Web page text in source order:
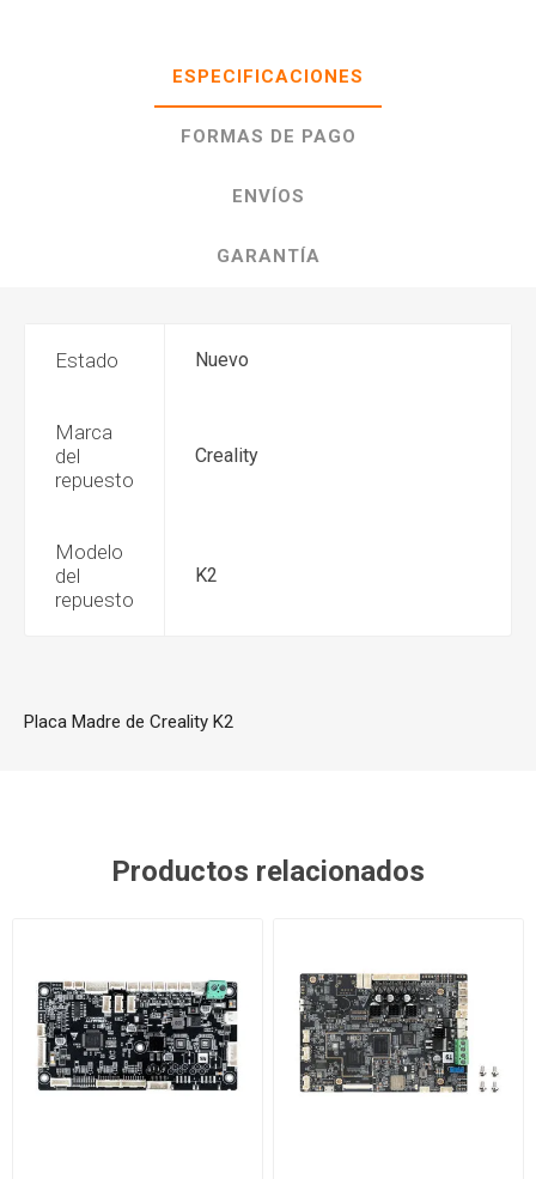
ESPECIFICACIONES
FORMAS DE PAGO
ENVÍOS
GARANTÍA
Estado Nuevo
Marca
del
repuesto
Creality
Modelo
del
repuesto
K2
Placa Madre de Creality K2
Productos relacionados